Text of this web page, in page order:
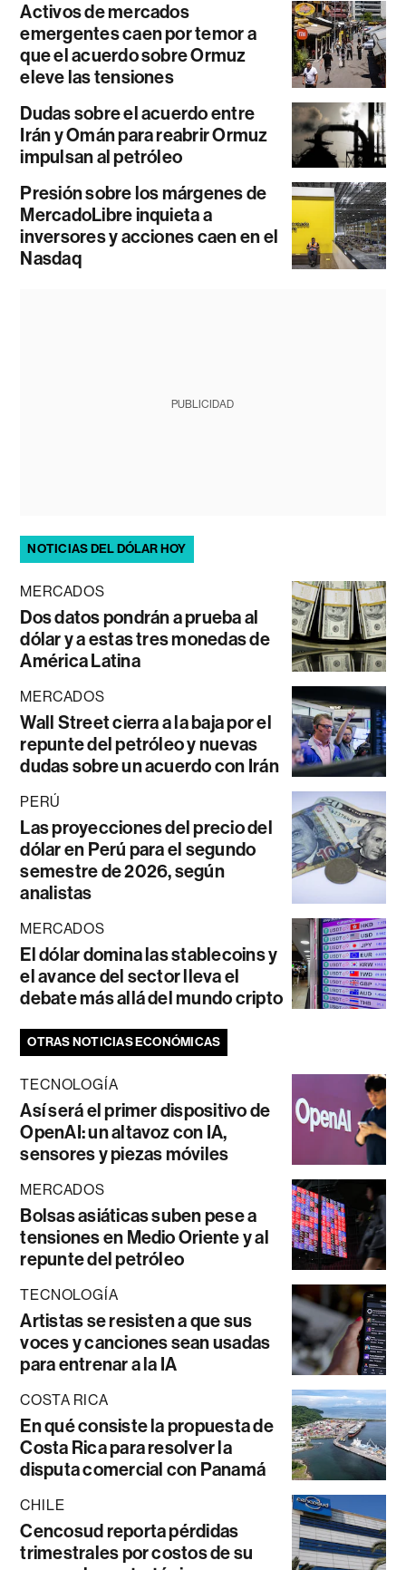
Activos de mercados
emergentes caen por temor a
que el acuerdo sobre Ormuz
eleve las tensiones
Dudas sobre el acuerdo entre
Irán y Omán para reabrir Ormuz
impulsan al petróleo
Presión sobre los márgenes de
MercadoLibre inquieta a
inversores y acciones caen en el
Nasdaq
PUBLICIDAD
NOTICIAS DEL DÓLAR HOY
MERCADOS
Dos datos pondrán a prueba al
dólar y a estas tres monedas de
América Latina
MERCADOS
Wall Street cierra a la baja por el
repunte del petróleo y nuevas
dudas sobre un acuerdo con Irán
PERÚ
Las proyecciones del precio del
dólar en Perú para el segundo
semestre de 2026, según
analistas
MERCADOS
El dólar domina las stablecoins y
el avance del sector lleva el
debate más allá del mundo cripto
OTRAS NOTICIAS ECONÓMICAS
TECNOLOGÍA
Así será el primer dispositivo de
OpenAI: un altavoz con IA,
sensores y piezas móviles
MERCADOS
Bolsas asiáticas suben pese a
tensiones en Medio Oriente y al
repunte del petróleo
TECNOLOGÍA
Artistas se resisten a que sus
voces y canciones sean usadas
para entrenar a la IA
COSTA RICA
En qué consiste la propuesta de
Costa Rica para resolver la
disputa comercial con Panamá
CHILE
Cencosud reporta pérdidas
trimestrales por costos de su